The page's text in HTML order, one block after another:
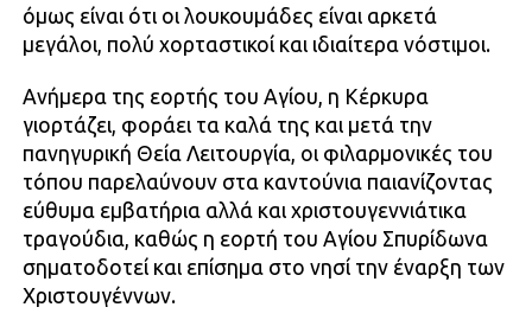
όμως είναι ότι οι λουκουμάδες είναι αρκετά
μεγάλοι, πολύ χορταστικοί και ιδιαίτερα νόστιμοι.
Ανήμερα της εορτής του Αγίου, η Κέρκυρα
γιορτάζει, φοράει τα καλά της και μετά την
πανηγυρική Θεία Λειτουργία, οι φιλαρμονικές του
τόπου παρελαύνουν στα καντούνια παιανίζοντας
εύθυμα εμβατήρια αλλά και χριστουγεννιάτικα
τραγούδια, καθώς η εορτή του Αγίου Σπυρίδωνα
σηματοδοτεί και επίσημα στο νησί την έναρξη των
Χριστουγέννων.